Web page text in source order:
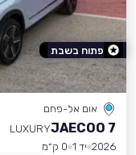
אום אל-פחם
JAECOO 7
LUXURY
2026 יד 1
0 ק״מ
פתוח בשבת